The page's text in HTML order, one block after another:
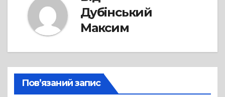
Дубінський
Максим
Пов’язаний запис